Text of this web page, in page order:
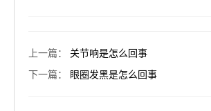
上一篇： 关节响是怎么回事
下一篇： 眼圈发黑是怎么回事